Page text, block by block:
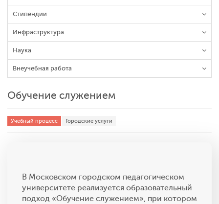
Стипендии
Инфраструктура
Наука
Внеучебная работа
Обучение служением
Учебный процесс Городские услуги
В Московском городском педагогическом
университете реализуется образовательный
подход «Обучение служением», при котором